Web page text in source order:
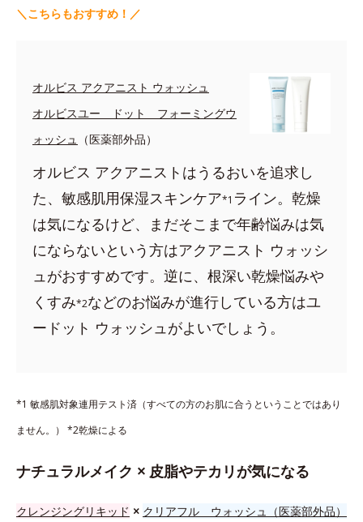
＼こちらもおすすめ！／
オルビス アクアニスト ウォッシュ
オルビスユー ドット フォーミングウ
ォッシュ
（医薬部外品）
オルビス アクアニストはうるおいを追求し
た、敏感肌用保湿スキンケア*1 ライン。乾燥
は気になるけど、まだそこまで年齢悩みは気
にならないという方はアクアニスト ウォッシ
ュがおすすめです。逆に、根深い乾燥悩みや
くすみ*2などのお悩みが進行している方はユ
ードット ウォッシュがよいでしょう。
*1 敏感肌対象連用テスト済（すべての方のお肌に合うということではあり
ません。） *2乾燥による
ナチュラルメイク × 皮脂やテカリが気になる
クレンジングリキッド × クリアフル ウォッシュ（医薬部外品）